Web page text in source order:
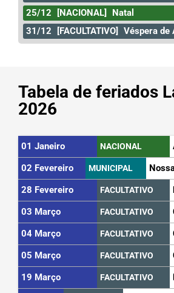
25/12 [NACIONAL]
Natal
31/12
[FACULTATIVO] Véspera de
Tabela de feriados
2026
01 Janeiro NACIONAL
02 Fevereiro
MUNICIPAL
28 Fevereiro
FACULTATIVO
03 Março
FACULTATIVO
04 Março
FACULTATIVO
05 Março
FACULTATIVO
19 Março
FACULTATIVO